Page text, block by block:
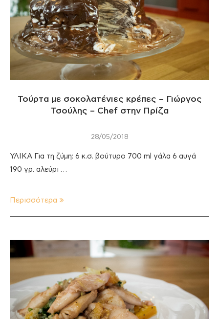
Τούρτα με σοκολατένιες κρέπες – Γιώργος
Τσούλης – Chef στην Πρίζα
28/05/2018
ΥΛΙΚΑ Για τη ζύμη: 6 κ.σ. βούτυρο 700 ml γάλα 6 αυγά
190 γρ. αλεύρι …
Περισσότερα